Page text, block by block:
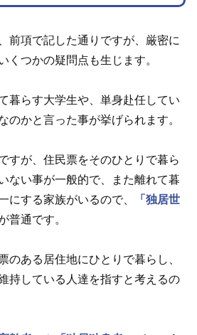
前項で記した通りですが、厳密に
くつかの疑問点も生じます。
暮らす大学生や、単身赴任してい
のかと言った事が挙げられます。
すが、住民票をそのひとりで暮ら
ない事が一般的で、また離れて暮
にする家族がいるので、
「独居世
普通です。
のある居住地にひとりで暮らし、
持している人達を指すと考えるの